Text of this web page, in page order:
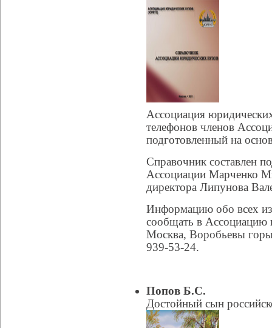
Ассоциация
телефонов членов
подготовленный на
Справочник составлен
Ассоциации Марченко
директора Липунова
Информацию обо всех
сообщать в Ассоциацию
Москва, Воробьевы
939-53-24.
Попов Б.С.
Достойный сын